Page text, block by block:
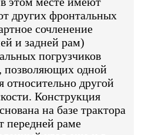
других фронтальных
сочленение
и задней рам)
погрузчиков
позволяющих одной
относительно другой
Конструкция
на базе трактора
передней раме